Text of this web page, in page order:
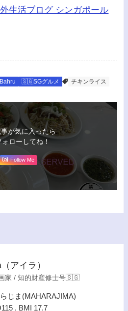
🇸🇬SGグルメ チキンライス
が気に入ったら
ローしてね！
Follow Me
アイラ）
家 / 知的財産修士号🇸🇬
じま(MAHARAJIMA)
, BMI 17.7